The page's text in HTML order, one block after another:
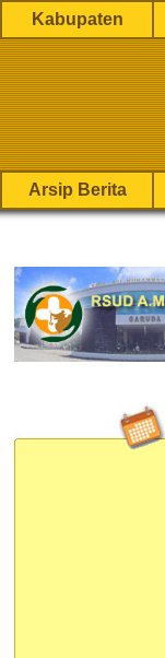
Kabupaten
Arsip Berita